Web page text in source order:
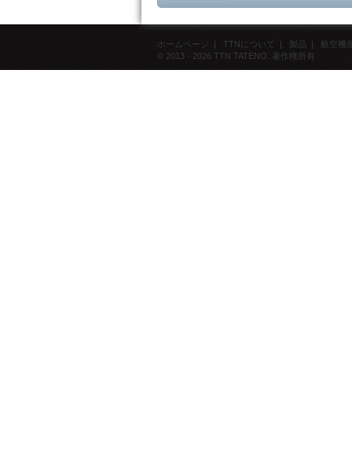
ホームページ | TTNについて | 製品 | 航空機
© 2013 - 2026 TTN TATENO. 著作権所有